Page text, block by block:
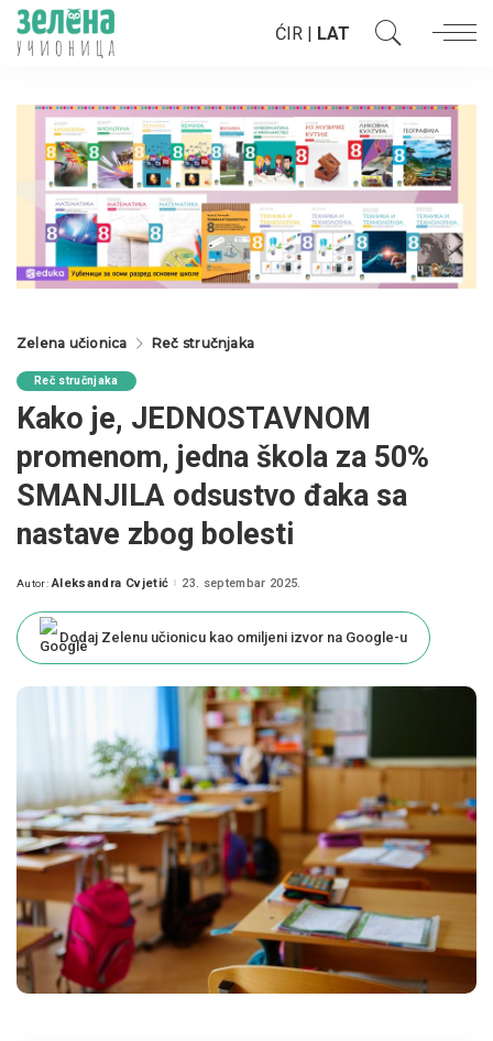
ĆIR | LAT
Zelena učionica Reč stručnjaka
Reč stručnjaka
Kako je, JEDNOSTAVNOM
promenom, jedna škola za 50%
SMANJILA odsustvo đaka sa
nastave zbog bolesti
Posted
Autor: Aleksandra Cvjetić 23. septembar 2025.
Dodaj Zelenu učionicu kao omiljeni izvor na Google-u